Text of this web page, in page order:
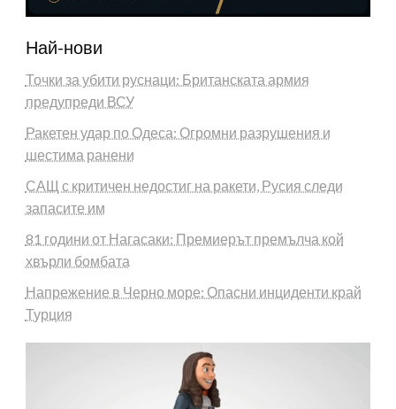
Най-нови
Точки за убити руснаци: Британската армия
предупреди ВСУ
Ракетен удар по Одеса: Огромни разрушения и
шестима ранени
САЩ с критичен недостиг на ракети, Русия следи
запасите им
81 години от Нагасаки: Премиерът премълча кой
хвърли бомбата
Напрежение в Черно море: Опасни инциденти край
Турция